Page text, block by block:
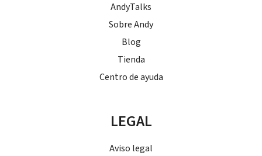
AndyTalks
Sobre Andy
Blog
Tienda
Centro de ayuda
LEGAL
Aviso legal